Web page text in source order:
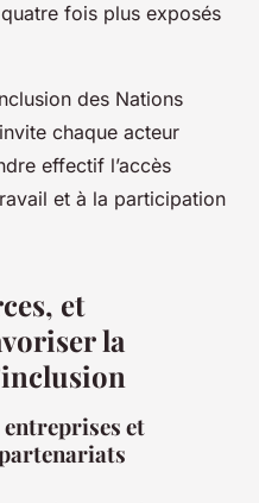
fois plus exposés
des Nations
chaque acteur
effectif l’accès
et à la participation
et
la
et